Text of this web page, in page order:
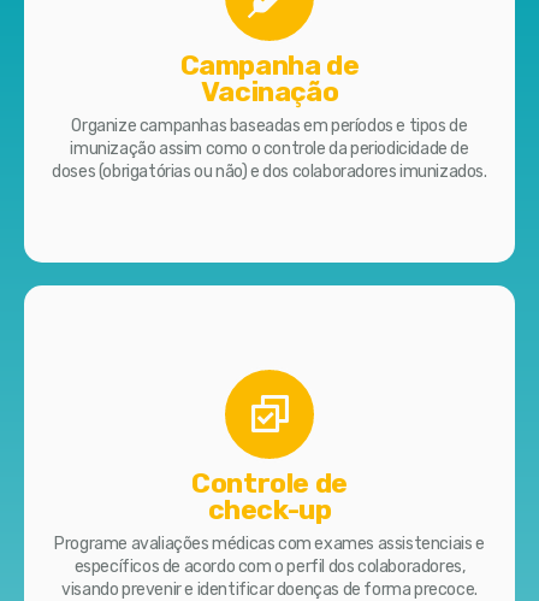
Campanha de
Vacinação
Organize campanhas baseadas em períodos e tipos de
imunização assim como o controle da periodicidade de
doses (obrigatórias ou não) e dos colaboradores imunizados.
Controle de
check-up
Programe avaliações médicas com exames assistenciais e
específicos de acordo com o perfil dos colaboradores,
visando prevenir e identificar doenças de forma precoce.